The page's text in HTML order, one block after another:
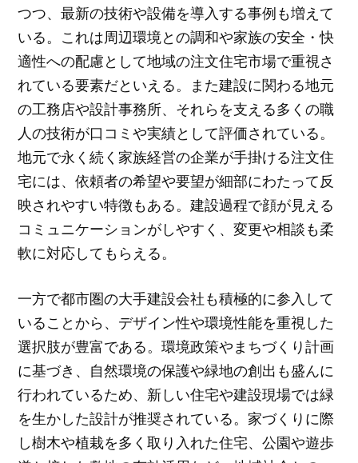
つつ、最新の技術や設備を導入する事例も増えて
いる。これは周辺環境との調和や家族の安全・快
適性への配慮として地域の注文住宅市場で重視さ
れている要素だといえる。また建設に関わる地元
の工務店や設計事務所、それらを支える多くの職
人の技術が口コミや実績として評価されている。
地元で永く続く家族経営の企業が手掛ける注文住
宅には、依頼者の希望や要望が細部にわたって反
映されやすい特徴もある。建設過程で顔が見える
コミュニケーションがしやすく、変更や相談も柔
軟に対応してもらえる。
一方で都市圏の大手建設会社も積極的に参入して
いることから、デザイン性や環境性能を重視した
選択肢が豊富である。環境政策やまちづくり計画
に基づき、自然環境の保護や緑地の創出も盛んに
行われているため、新しい住宅や建設現場では緑
を生かした設計が推奨されている。家づくりに際
し樹木や植栽を多く取り入れた住宅、公園や遊歩